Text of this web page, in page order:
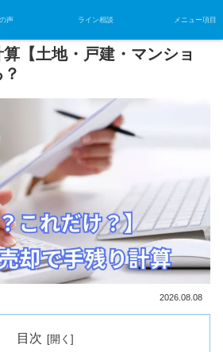
【土地・戸建・マンショ
2026.08.08
目次
声 ライン相談 メニュー項目